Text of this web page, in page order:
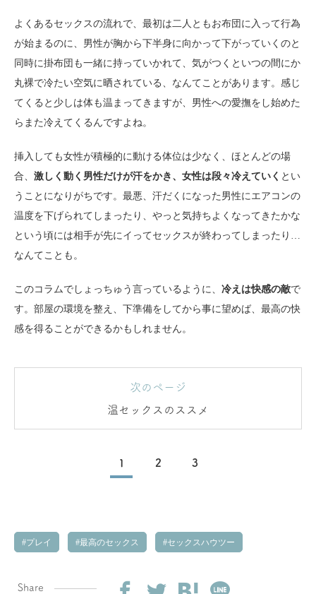
よくあるセックスの流れで、最初は二人ともお布団に入って行為
が始まるのに、男性が胸から下半身に向かって下がっていくのと
同時に掛布団も一緒に持っていかれて、気がつくといつの間にか
丸裸で冷たい空気に晒されている、なんてことがあります。感じ
てくると少しは体も温まってきますが、男性への愛撫をし始めた
らまた冷えてくるんですよね。
挿入しても女性が積極的に動ける体位は少なく、ほとんどの場
合、 激しく動く男性だけが汗をかき、女性は段々冷えていく とい
うことになりがちです。最悪、汗だくになった男性にエアコンの
温度を下げられてしまったり、やっと気持ちよくなってきたかな
という頃には相手が先にイってセックスが終わってしまったり…
なんてことも。
このコラムでしょっちゅう言っているように、 冷えは快感の敵で
す。部屋の環境を整え、下準備をしてから事に望めば、最高の快
感を得ることができるかもしれません。
次のページ
温セックスのススメ
1 2 3
プレイ 最高のセックス セックスハウツー
Share